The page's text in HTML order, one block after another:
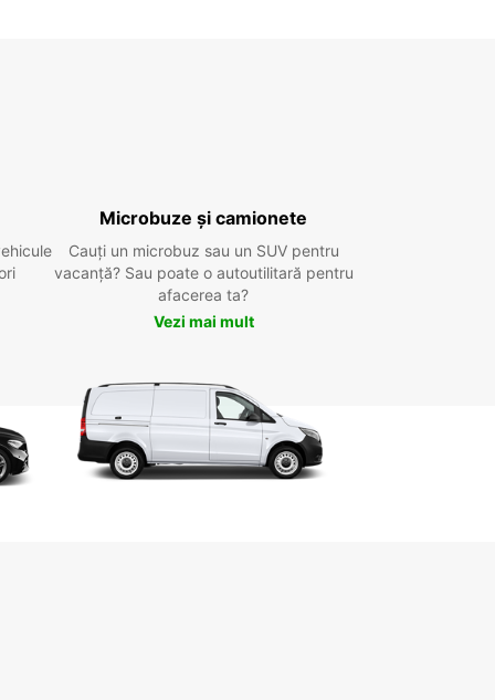
Microbuze și camionete
Cauți un microbuz sau un SUV pentru
vacanță? Sau poate o autoutilitară pentru
afacerea ta?
Vezi mai mult